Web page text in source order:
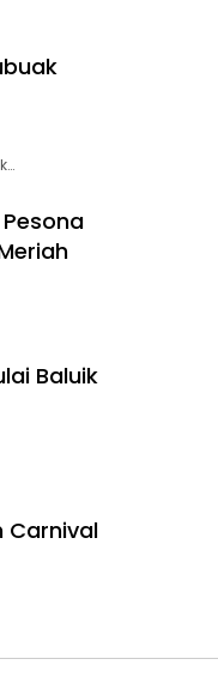
Baluik
Carnival